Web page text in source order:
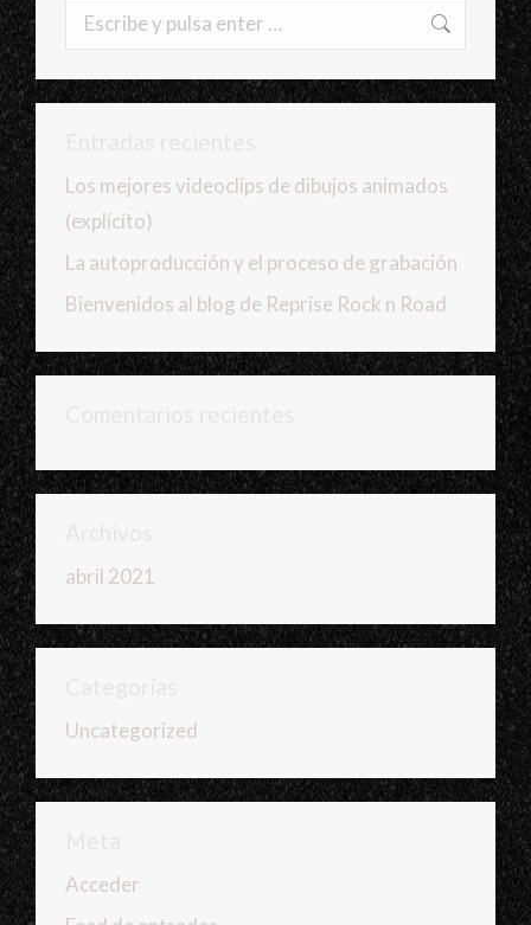
Buscar:
Los mejores videoclips de dibujos animados
(explícito)
La autoproducción y el proceso de grabación
Bienvenidos al blog de Reprise Rock n Road
abril 2021
Uncategorized
Acceder